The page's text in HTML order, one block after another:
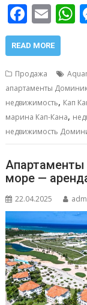
F
ac
e
b
o
o
k
E
m
ai
s
A
p
p
READ MORE
Продажа
апартаменты
недвижимость, Кап
марина Кап-Кана,
недвижимость
море —
22.04.2025